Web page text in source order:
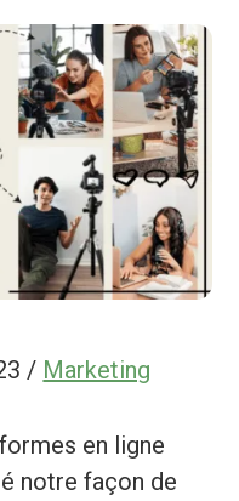
/ Marketing
en ligne
notre façon de